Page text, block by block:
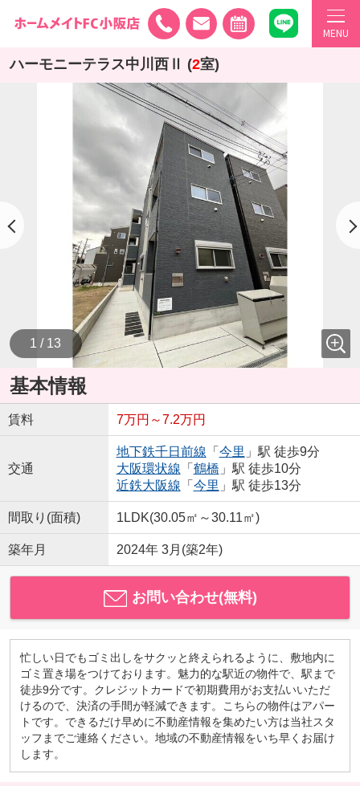
MENU
ハーモニーテラス中川西Ⅱ (2室)
1 / 13
基本情報
賃料 7万円～7.2万円
交通
地下鉄千日前線 「 今里 」駅 徒歩9分
大阪環状線 「 鶴橋 」駅 徒歩10分
近鉄大阪線 「 今里 」駅 徒歩13分
間取り(面積) 1LDK(30.05㎡～30.11㎡)
築年月 2024年 3月(築2年)
お問い合わせ(無料)
忙しい日でもゴミ出しをサクッと終えられるように、敷地内に
ゴミ置き場をつけております。魅力的な駅近の物件で、駅まで
徒歩9分です。クレジットカードで初期費用がお支払いいただ
けるので、決済の手間が軽減できます。こちらの物件はアパー
トです。できるだけ早めに不動産情報を集めたい方は当社スタ
ッフまでご連絡ください。地域の不動産情報をいち早くお届け
します。